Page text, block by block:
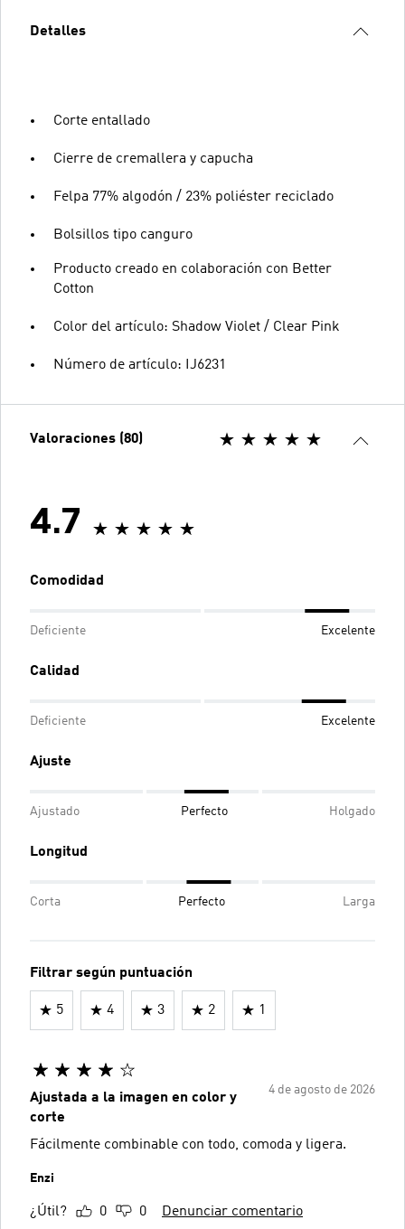
Detalles
Corte entallado
Cierre de cremallera y capucha
Felpa 77% algodón / 23% poliéster reciclado
Bolsillos tipo canguro
Producto creado en colaboración con Better
Cotton
Color del artículo: Shadow Violet / Clear Pink
Número de artículo: IJ6231
Valoraciones (80)
4.7
Comodidad
Deficiente Excelente
Calidad
Deficiente Excelente
Ajuste
Ajustado Perfecto Holgado
Longitud
Corta Perfecto Larga
Filtrar según puntuación
5 4 3 2 1
4 de agosto de 2026
Ajustada a la imagen en color y
corte
Fácilmente combinable con todo, comoda y ligera.
Enzi
¿Útil? 0 0 Denunciar comentario